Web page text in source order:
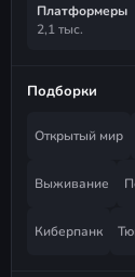
Платформеры
2,1 тыс.
Подборки
Открытый мир
Выживание
Киберпанк